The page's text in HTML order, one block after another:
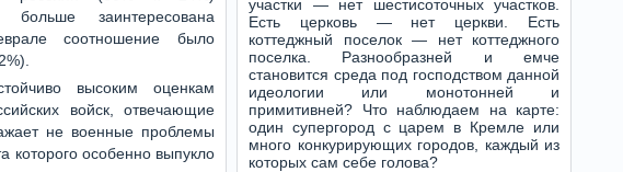
больше заинтересована
соотношение было
высоким оценкам
войск, отвечающие
не военные проблемы
которого особенно выпукло
участки — нет шестисоточных участков.
Есть церковь — нет церкви. Есть
коттеджный поселок — нет коттеджного
поселка. Разнообразней и емче
становится среда под господством данной
идеологии или монотонней и
примитивней? Что наблюдаем на карте:
один супергород с царем в Кремле или
много конкурирующих городов, каждый из
которых сам себе голова?